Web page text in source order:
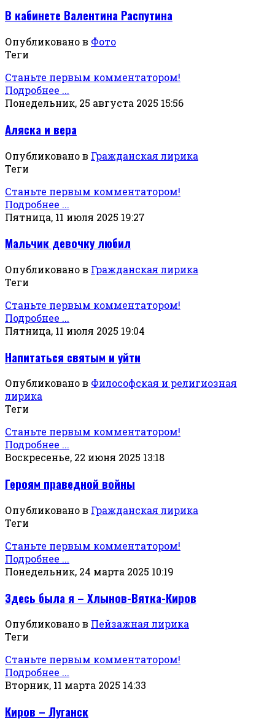
В кабинете Валентина Распутина
Опубликовано в Фото
Теги
Станьте первым комментатором!
Подробнее ...
Понедельник, 25 августа 2025 15:56
Аляска и вера
Опубликовано в Гражданская лирика
Теги
Станьте первым комментатором!
Подробнее ...
Пятница, 11 июля 2025 19:27
Мальчик девочку любил
Опубликовано в Гражданская лирика
Теги
Станьте первым комментатором!
Подробнее ...
Пятница, 11 июля 2025 19:04
Напитаться святым и уйти
Опубликовано в Философская и религиозная
лирика
Теги
Станьте первым комментатором!
Подробнее ...
Воскресенье, 22 июня 2025 13:18
Героям праведной войны
Опубликовано в Гражданская лирика
Теги
Станьте первым комментатором!
Подробнее ...
Понедельник, 24 марта 2025 10:19
Здесь была я – Хлынов-Вятка-Киров
Опубликовано в Пейзажная лирика
Теги
Станьте первым комментатором!
Подробнее ...
Вторник, 11 марта 2025 14:33
Киров – Луганск